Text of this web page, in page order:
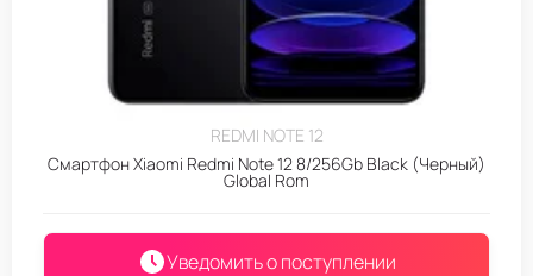
REDMI NOTE 12
Смартфон Xiaomi Redmi Note 12 8/256Gb Black (Черный)
Global Rom
Уведомить о поступлении